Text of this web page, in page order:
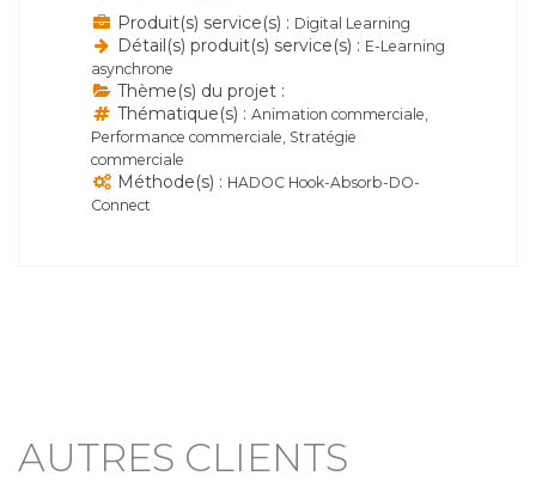
Produit(s) service(s) : Digital Learning
Détail(s) produit(s) service(s) : E-Learning
asynchrone
Thème(s) du projet :
Thématique(s) : Animation commerciale,
Performance commerciale, Stratégie
commerciale
Méthode(s) : HADOC Hook-Absorb-DO-
Connect
AUTRES CLIENTS